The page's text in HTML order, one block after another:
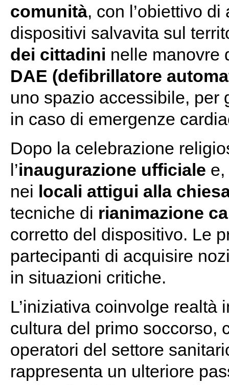
comunità, con l’obiettivo
dispositivi salvavita sul
dei cittadini nelle manovre
DAE (defibrillatore
uno spazio accessibile, per
in caso di emergenze
Dopo la celebrazione
l’inaugurazione ufficiale
nei locali attigui alla
tecniche di rianimazione
corretto del dispositivo. Le
partecipanti di acquisire
in situazioni critiche.
L’iniziativa coinvolge
cultura del primo soccorso,
operatori del settore
rappresenta un ulteriore